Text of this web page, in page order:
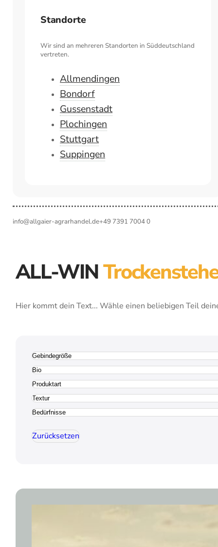
Standorte
Wir sind an mehreren Standorten in Süddeutschland
vertreten.
Allmendingen
Bondorf
Gussenstadt
Plochingen
Stuttgart
Suppingen
info@allgaier-agrarhandel.de+49 7391 7004 0
ALL-WIN
Hier kommt dein Text... Wähle einen beliebigen Teil
Zurücksetzen